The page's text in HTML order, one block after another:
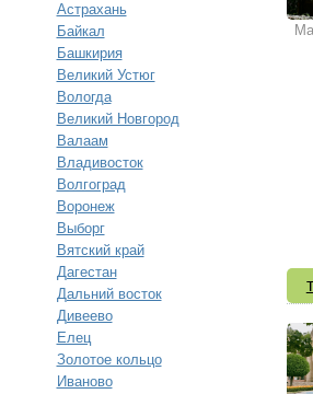
Астрахань
Байкал
Башкирия
Великий Устюг
Вологда
Великий Новгород
Валаам
Владивосток
Волгоград
Воронеж
Выборг
Вятский край
Дагестан
Дальний восток
Дивеево
Елец
Золотое кольцо
Иваново